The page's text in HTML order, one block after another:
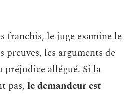
franchis, le juge examine le
preuves, les arguments de
allégué. Si la
pas, le demandeur est